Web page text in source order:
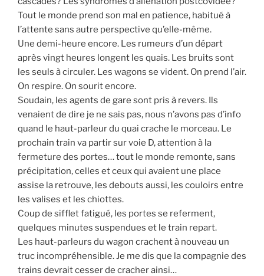
Tout le monde prend son mal en patience, habitué à
l’attente sans autre perspective qu’elle-même.
Une demi-heure encore. Les rumeurs d’un départ
après vingt heures longent les quais. Les bruits sont
les seuls à circuler. Les wagons se vident. On prend l’air.
On respire. On sourit encore.
Soudain, les agents de gare sont pris à revers. Ils
venaient de dire je ne sais pas, nous n’avons pas d’info
quand le haut-parleur du quai crache le morceau. Le
prochain train va partir sur voie D, attention à la
fermeture des portes… tout le monde remonte, sans
précipitation, celles et ceux qui avaient une place
assise la retrouve, les debouts aussi, les couloirs entre
les valises et les chiottes.
Coup de sifflet fatigué, les portes se referment,
quelques minutes suspendues et le train repart.
Les haut-parleurs du wagon crachent à nouveau un
truc incompréhensible. Je me dis que la compagnie des
trains devrait cesser de cracher ainsi…